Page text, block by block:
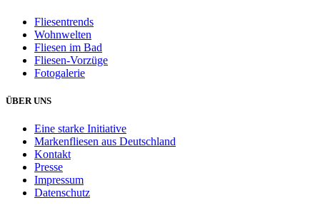
Fliesentrends
Wohnwelten
Fliesen im Bad
Fliesen-Vorzüge
Fotogalerie
ÜBER UNS
Eine starke Initiative
Markenfliesen aus Deutschland
Kontakt
Presse
Impressum
Datenschutz